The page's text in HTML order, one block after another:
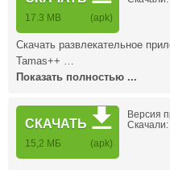
17.3 MB (apk)
Скачать развлекательное
Tamas++ …
Показать полностью ...
СКАЧАТЬ
15,2 MБ (apk)
Версия